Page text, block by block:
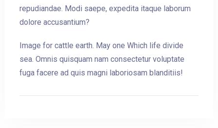
repudiandae. Modi saepe, expedita itaque laborum
dolore accusantium?
Image for cattle earth. May one Which life divide
sea. Omnis quisquam nam consectetur voluptate
fuga facere ad quis magni laboriosam blanditiis!
Check-out